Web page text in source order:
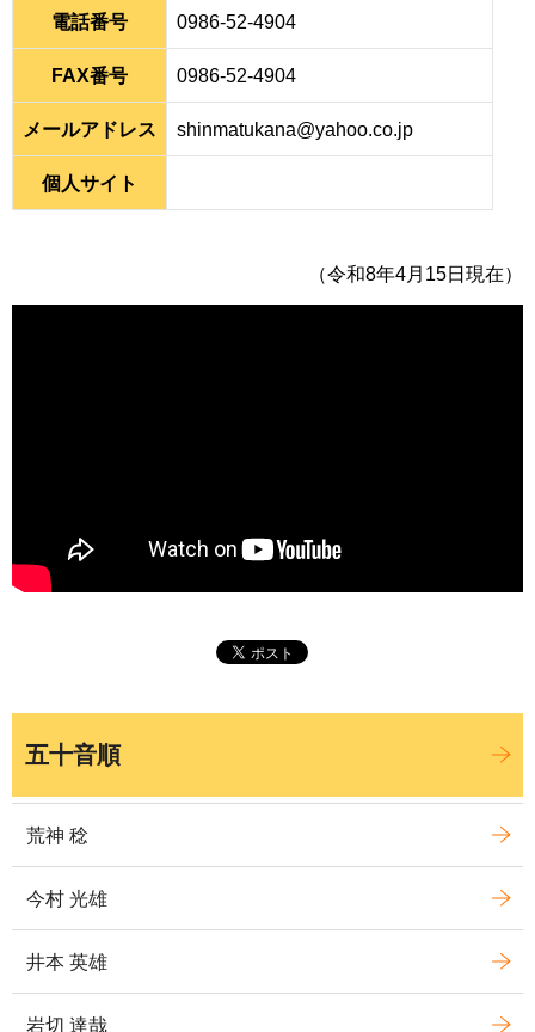
電話番号 0986-52-4904
FAX番号 0986-52-4904
メールアドレス shinmatukana@yahoo.co.jp
個人サイト
（令和8年4月15日現在）
五十音順
荒神 稔
今村 光雄
井本 英雄
岩切 達哉